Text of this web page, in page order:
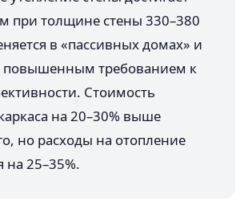
при толщине стены 330–380
в «пассивных домах» и
повышенным требованием к
Стоимость
на 20–30% выше
но расходы на отопление
на 25–35%.